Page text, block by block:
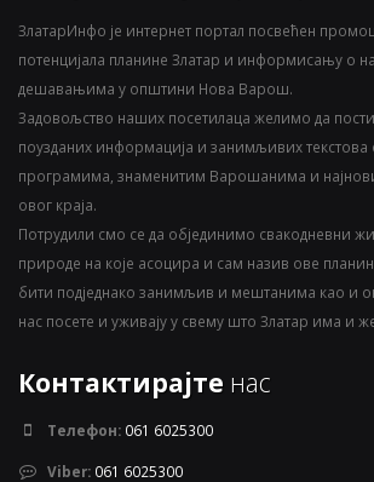
ЗлатарИнфо је интернет портал посвећен
потенцијала планине Златар и информисању о
дешавањима у општини Нова Варош.
Задовољство наших посетилаца желимо да
поузданих информација и занимљивих текстова
програмима, знаменитим Варошанима и
овог краја.
Потрудили смо се да објединимо свакодневни
природе на које асоцира и сам назив ове
бити подједнако занимљив и мештанима као и
нас посете и уживају у свему што Златар има и
Контактирајте нас
Телефон: 061 6025300
Viber: 061 6025300